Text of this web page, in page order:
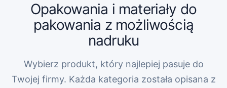
Opakowania i materiały do
pakowania z możliwością
nadruku
Wybierz produkt, który najlepiej pasuje do
Twojej firmy. Każda kategoria została opisana z